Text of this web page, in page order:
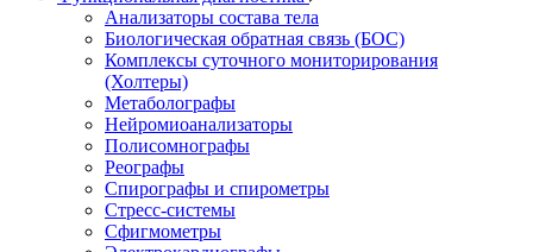
Анализаторы состава тела
Биологическая обратная связь (БОС)
Комплексы суточного мониторирования
(Холтеры)
Метаболографы
Нейромиоанализаторы
Полисомнографы
Реографы
Спирографы и спирометры
Стресс-системы
Сфигмометры